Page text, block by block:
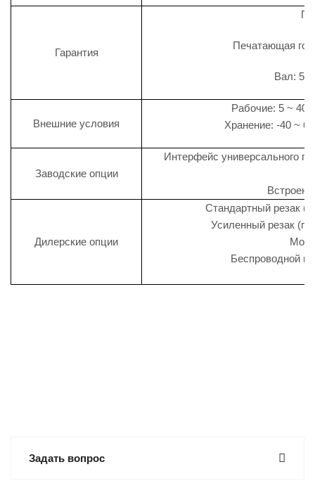
Гарантия
Печатающая
Вал: 50
Внешние условия
Рабочие: 5 ~
Хранение: -40 ~
Заводские опции
Интерфейс универсального
Дилерские опции
Стандартный резак
Усиленный резак
Беспроводной
Задать вопрос